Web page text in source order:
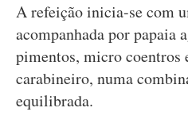
A refeição inicia-se com
acompanhada por papaia
pimentos, micro coentros
carabineiro, numa
equilibrada.